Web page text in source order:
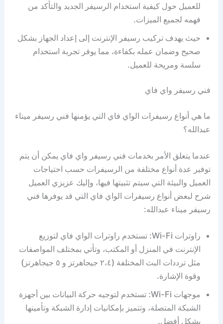
للعميل حول كيفية استخدام الرسيفر الجديد والتأكد من
فهمه لجميع الميزات.
حيث يهدف تركيب رسيفر الإنترنت إلى إعداد الجهاز بشكل
صحيح وضمان عمله بكفاءة، مما يوفر تجربة استخدام
سلسة ومريحة للعميل.
فني رسيفر واي فاي
ما هي أنواع رسيفرات الواي فاي التي يؤمنها فني رسيفر ميناء
عبدالله؟
عندما يتعلق الأمر بخدمات فني رسيفر واي فاي يمكن أن يتم
توفير عدة أنواع مختلفة من الرسيفرات حسب احتياجات
العميل والبيئة التي سيتم تثبيتها فيها، وإليك عزيزي العميل
شرح لبعض أنواع رسيفرات الواي فاي التي قد يوفرها فني
رسيفر ميناء عبدالله:
راوترات Wi-Fi: تستخدم راوترات الواي فاي لتوزيع
الإنترنت في المنزل أو المكتب، وتأتي بمختلف المواصفات
مثل ترددات البث المختلفة (٢،٤ جيجاهرتز و ٥ جيجاهرتز)
وقوة الإشارة.
موجهات Wi-Fi: تستخدم لتوجيه حركة البيانات بين أجهزة
الشبكة المتصلة، وتتميز بإمكانيات إدارة الشبكة وتأمينها
بشكل أفضل.